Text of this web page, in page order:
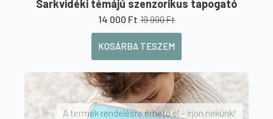
Sarkvidéki témájú szenzorikus tapogató
19 990Ft
Original
price
was:
19
990 Ft.
14 000 FtCurrent
price
is:
14
000 Ft.
KOSÁRBA TESZEM
A termék rendelésre érhető el – írjon nekünk!